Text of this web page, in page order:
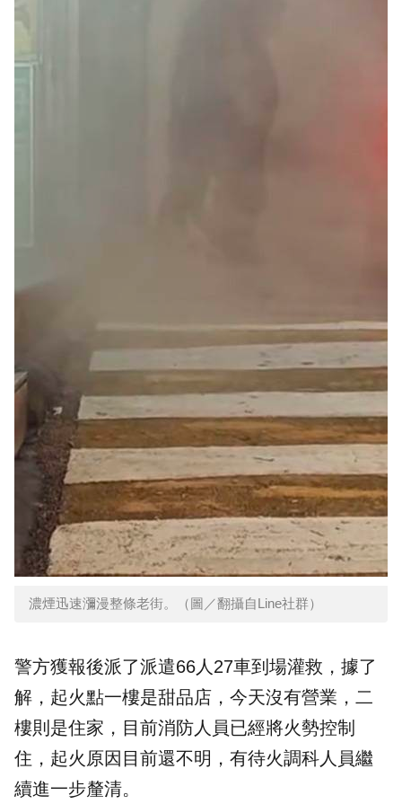
濃煙迅速瀰漫整條老街。（圖／翻攝自Line社群）
警方獲報後派了派遣66人27車到場灌救，據了
解，起火點一樓是甜品店，今天沒有營業，二
樓則是住家，目前消防人員已經將火勢控制
住，起火原因目前還不明，有待火調科人員繼
續進一步釐清。